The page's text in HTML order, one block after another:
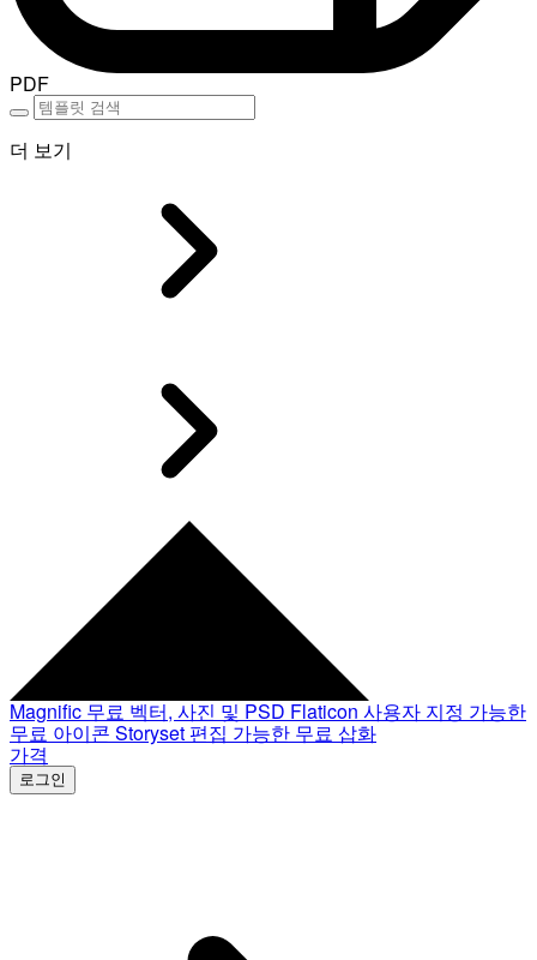
PDF
더 보기
Magnific 무료 벡터, 사진 및 PSD Flaticon 사용자 지정 가능한
무료 아이콘 Storyset 편집 가능한 무료 삽화
가격
로그인